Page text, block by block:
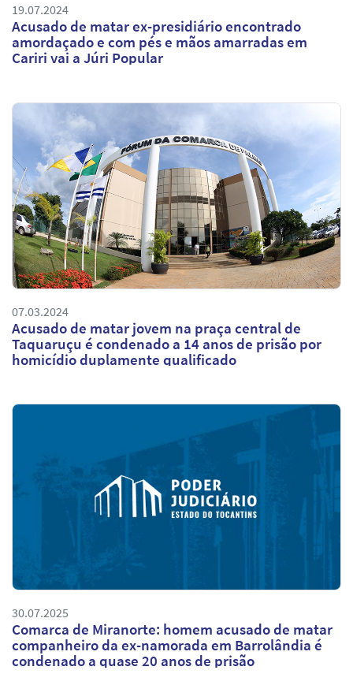
19.07.2024
Acusado de matar ex-presidiário encontrado
amordaçado e com pés e mãos amarradas em
Cariri vai a Júri Popular
07.03.2024
Acusado de matar jovem na praça central de
Taquaruçu é condenado a 14 anos de prisão por
homicídio duplamente qualificado
30.07.2025
Comarca de Miranorte: homem acusado de matar
companheiro da ex-namorada em Barrolândia é
condenado a quase 20 anos de prisão